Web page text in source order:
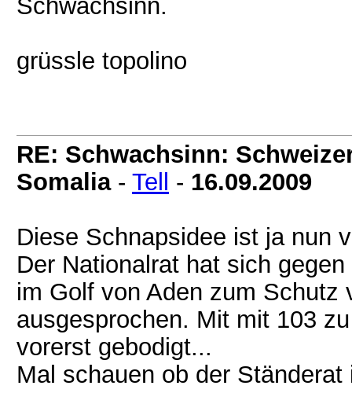
Schwachsinn.
grüssle topolino
RE: Schwachsinn:
Somalia- Tell - 16.09.2009
Diese Schnapsidee ist ja nun
Der Nationalrat hat sich
im Golf von Aden zum Schutz
ausgesprochen. Mit mit 103
vorerst gebodigt...
Mal schauen ob der